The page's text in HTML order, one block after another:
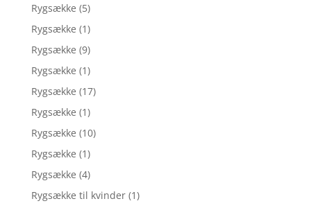
Rygsække (5)
Rygsække (1)
Rygsække (9)
Rygsække (1)
Rygsække (17)
Rygsække (1)
Rygsække (10)
Rygsække (1)
Rygsække (4)
Rygsække til kvinder (1)